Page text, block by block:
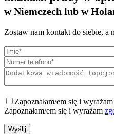
w Niemczech lub w
Zostaw nam kontakt do siebie, a
Zapoznałam/em się i wyrażam
Zapoznałam/em się i wyrażam